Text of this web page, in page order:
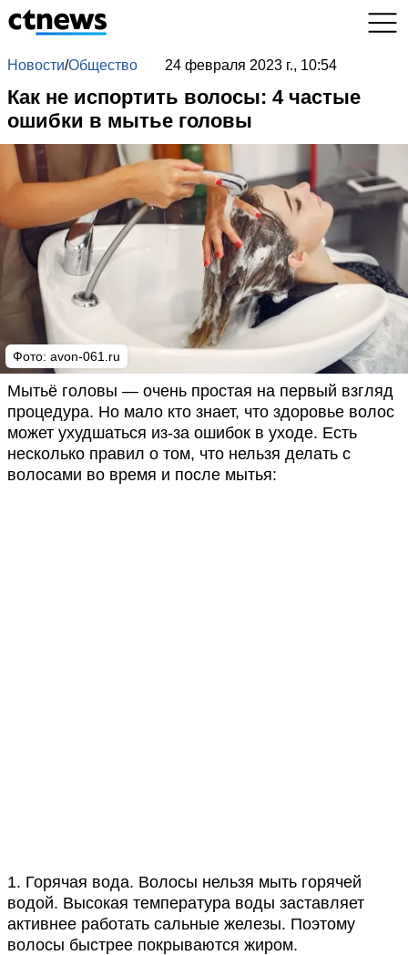
Новости/Общество 24 февраля 2023 г., 10:54
Как не испортить волосы: 4 частые
ошибки в мытье головы
Фото: avon-061.ru
Мытьё головы — очень простая на первый взгляд
процедура. Но мало кто знает, что здоровье волос
может ухудшаться из-за ошибок в уходе. Есть
несколько правил о том, что нельзя делать с
волосами во время и после мытья:
1. Горячая вода. Волосы нельзя мыть горячей
водой. Высокая температура воды заставляет
активнее работать сальные железы. Поэтому
волосы быстрее покрываются жиром.